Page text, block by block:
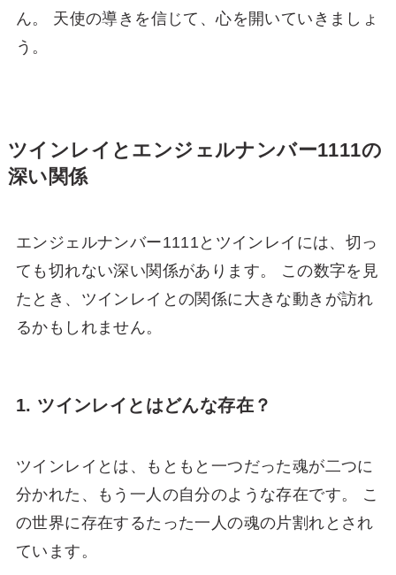
ん。 天使の導きを信じて、心を開いていきましょ
う。
ツインレイとエンジェルナンバー1111の
深い関係
エンジェルナンバー1111とツインレイには、切っ
ても切れない深い関係があります。 この数字を見
たとき、ツインレイとの関係に大きな動きが訪れ
るかもしれません。
1. ツインレイとはどんな存在？
ツインレイとは、もともと一つだった魂が二つに
分かれた、もう一人の自分のような存在です。 こ
の世界に存在するたった一人の魂の片割れとされ
ています。